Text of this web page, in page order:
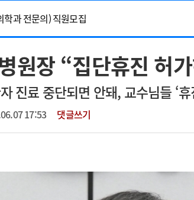
분 판례
개 법적고지 광고안내
학과 전문의) 직원모집
(레지던트1년차) 모집
인턴 모집
임기제 임상의사 채용
원장 “집단휴진 허
진료 중단되면 안돼, 교수님들 ‘
17:53 댓글쓰기